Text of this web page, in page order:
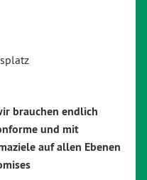
brauchen endlich
und mit
auf allen Ebenen